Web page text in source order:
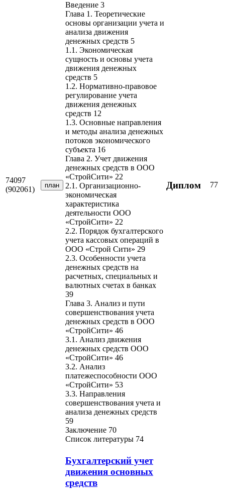
74097
(902061)
план
Введение 3
Глава 1. Теоретические
основы организации учета и
анализа движения
денежных средств 5
1.1. Экономическая
сущность и основы учета
движения денежных
средств 5
1.2. Нормативно-правовое
регулирование учета
движения денежных
средств 12
1.3. Основные направления
и методы анализа денежных
потоков экономического
субъекта 16
Глава 2. Учет движения
денежных средств в ООО
«СтройСити» 22
2.1. Организационно-
экономическая
характеристика
деятельности ООО
«СтройСити» 22
2.2. Порядок бухгалтерского
учета кассовых операций в
ООО «Строй Сити» 29
2.3. Особенности учета
денежных средств на
расчетных, специальных и
валютных счетах в банках
39
Глава 3. Анализ и пути
совершенствования учета
денежных средств в ООО
«СтройСити» 46
3.1. Анализ движения
денежных средств ООО
«СтройСити» 46
3.2. Анализ
платежеспособности ООО
«СтройСити» 53
3.3. Направления
совершенствования учета и
анализа денежных средств
59
Заключение 70
Список литературы 74
Диплом 77
Бухгалтерский учет
движения основных
средств